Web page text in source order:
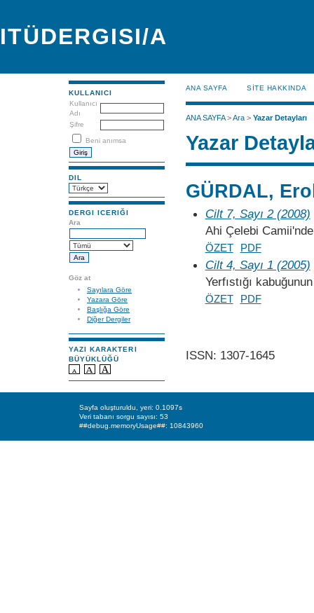
ITÜDERGISI/A
KULLANICI
Kullanıcı
Adı
Şifre
Beni anımsa
DIL
DERGI ICERIĞI
Ara
Göz at
Sayılara Göre
Yazara Göre
Başlığa Göre
Diğer Dergiler
YAZI KARAKTERI
BÜYÜKLÜĞÜ
ANA SAYFA SİTE HAKKINDA
ANA SAYFA>Ara> Yazar Detayları
Yazar
GÜRDAL,
Cilt 7, Sayı 2 (2008)
Ahi Çelebi
ÖZET PDF
Cilt 4, Sayı 1 (2005)
Yerfıstığı
ÖZET PDF
ISSN: 1307-1645
Sayfa oluşturuldu, yeri: 0.1097s
Veri tabanı sorgu sayısı: 53
##debug.memoryUsage##: 10843960